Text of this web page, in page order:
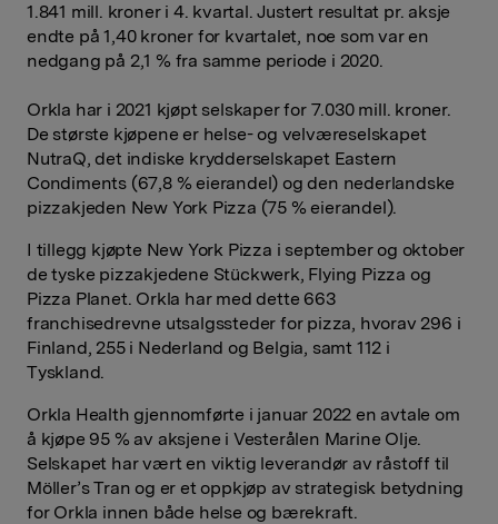
1.841 mill. kroner i 4. kvartal. Justert resultat pr. aksje
endte på 1,40 kroner for kvartalet, noe som var en
nedgang på 2,1 % fra samme periode i 2020.
Orkla har i 2021 kjøpt selskaper for 7.030 mill. kroner.
De største kjøpene er helse- og velværeselskapet
NutraQ, det indiske krydderselskapet Eastern
Condiments (67,8 % eierandel) og den nederlandske
pizzakjeden New York Pizza (75 % eierandel).
I tillegg kjøpte New York Pizza i september og oktober
de tyske pizzakjedene Stückwerk, Flying Pizza og
Pizza Planet. Orkla har med dette 663
franchisedrevne utsalgssteder for pizza, hvorav 296 i
Finland, 255 i Nederland og Belgia, samt 112 i
Tyskland.
Orkla Health gjennomførte i januar 2022 en avtale om
å kjøpe 95 % av aksjene i Vesterålen Marine Olje.
Selskapet har vært en viktig leverandør av råstoff til
Möller’s Tran og er et oppkjøp av strategisk betydning
for Orkla innen både helse og bærekraft.